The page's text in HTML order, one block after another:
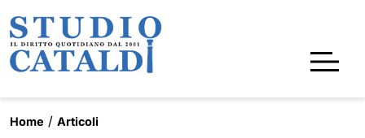
Home Articoli